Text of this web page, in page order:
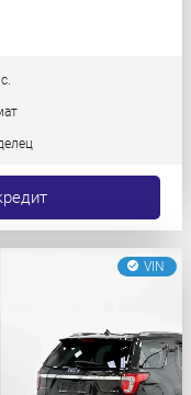
VIN